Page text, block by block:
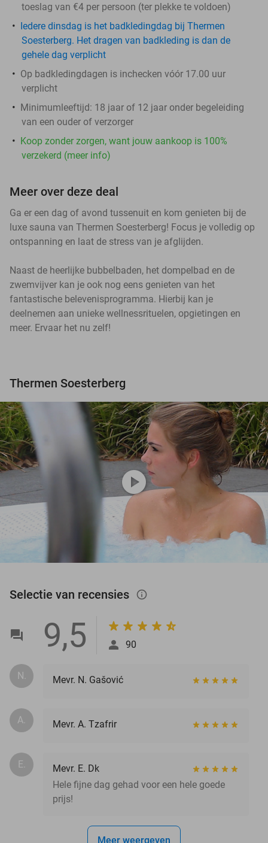
toeslag van €4 per persoon (ter plekke te voldoen)
Iedere dinsdag is het badkledingdag bij Thermen
Soesterberg. Het dragen van badkleding is dan de
gehele dag verplicht
Op badkledingdagen is inchecken vóór 17.00 uur
verplicht
Minimumleeftijd: 18 jaar of 12 jaar onder begeleiding
van een ouder of verzorger
Koop zonder zorgen, want jouw aankoop is 100%
verzekerd (meer info)
Meer over deze deal
Ga er een dag of avond tussenuit en kom genieten bij de
luxe sauna van Thermen Soesterberg! Focus je volledig op
ontspanning en laat de stress van je afglijden.
Naast de heerlijke bubbelbaden, het dompelbad en de
zwemvijver kan je ook nog eens genieten van het
fantastische belevenisprogramma. Hierbij kan je
deelnemen aan unieke wellnessrituelen, opgietingen en
meer. Ervaar het nu zelf!
Thermen Soesterberg
play_circle
Selectie van recensies info_outlined
9,5 90
N. Mevr. N. Gašović
A. Mevr. A. Tzafrir
E.
Mevr. E. Dk
Hele fijne dag gehad voor een hele goede
prijs!
Meer weergeven